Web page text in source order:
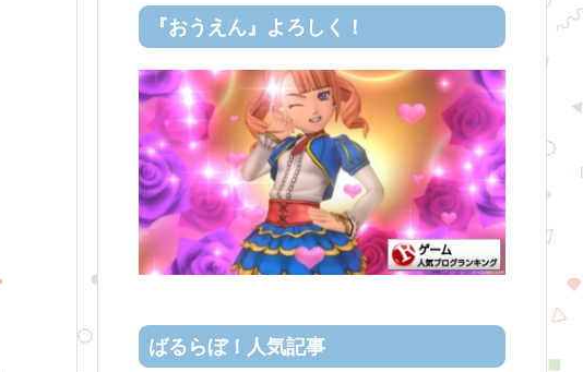
『おうえん』よろしく！
ばるらぼ！人気記事